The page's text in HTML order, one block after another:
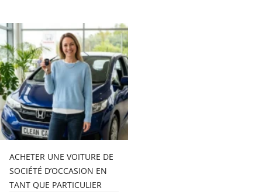
ACHETER UNE VOITURE DE
SOCIÉTÉ D’OCCASION EN
TANT QUE PARTICULIER